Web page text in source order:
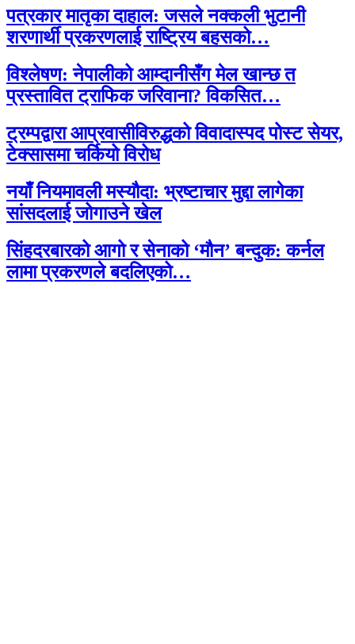
पत्रकार मातृका दाहाल: जसले नक्कली भुटानी
शरणार्थी प्रकरणलाई राष्ट्रिय बहसको…
विश्लेषण: नेपालीको आम्दानीसँग मेल खान्छ त
प्रस्तावित ट्राफिक जरिवाना? विकसित…
ट्रम्पद्वारा आप्रवासीविरुद्धको विवादास्पद पोस्ट सेयर,
टेक्सासमा चर्कियो विरोध
नयाँ नियमावली मस्यौदा: भ्रष्टाचार मुद्दा लागेका
सांसदलाई जोगाउने खेल
सिंहदरबारको आगो र सेनाको ‘मौन’ बन्दुक: कर्नल
लामा प्रकरणले बदलिएको…